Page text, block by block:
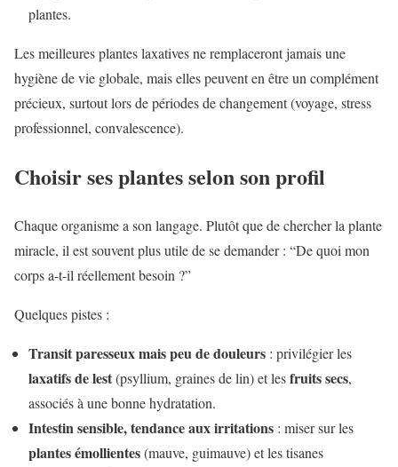
plantes.
Les meilleures plantes laxatives ne remplaceront jamais une
hygiène de vie globale, mais elles peuvent en être un complément
précieux, surtout lors de périodes de changement (voyage, stress
professionnel, convalescence).
Choisir ses plantes selon son profil
Chaque organisme a son langage. Plutôt que de chercher la plante
miracle, il est souvent plus utile de se demander : “De quoi mon
corps a-t-il réellement besoin ?”
Quelques pistes :
Transit paresseux mais peu de douleurs : privilégier les
laxatifs de lest(psyllium, graines de lin) et lesfruits secs,
associés à une bonne hydratation.
Intestin sensible, tendance aux irritations : miser sur les
plantes émollientes(mauve, guimauve) et les tisanes